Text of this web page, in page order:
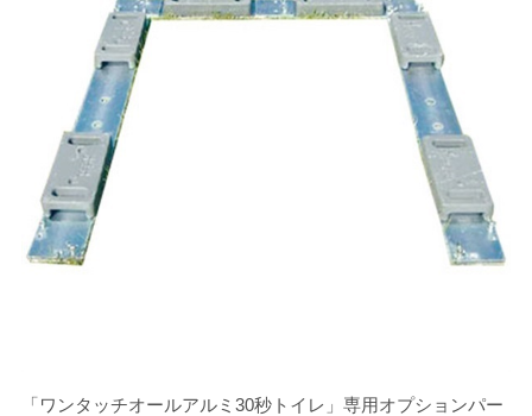
「ワンタッチオールアルミ30秒トイレ」専用オプションパー